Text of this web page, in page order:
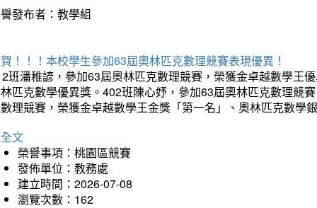
發布者：教學組
！！！本校學生參加63屆奧林匹克數理競賽表現優異！
班潘稚諺，參加63屆奧林匹克數理競賽，榮獲金卓越數學王
匹克數學優異獎。402班陳心妤，參加63屆奧林匹克數理競
理競賽，榮獲金卓越數學王金獎「第一名」、奧林匹克數學
文
榮譽事項：桃園區競賽
發佈單位：教務處
建立時間：2026-07-08
瀏覽次數：162